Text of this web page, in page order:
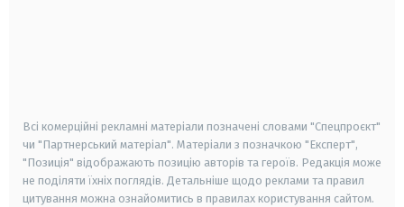
Всі комерційні рекламні матеріали позначені словами "Спецпроєкт"
чи "Партнерський матеріал". Матеріали з позначкою "Експерт",
"Позиція" відображають позицію авторів та героїв. Редакція може
не поділяти їхніх поглядів. Детальніше щодо реклами та правил
цитування можна ознайомитись в правилах користування сайтом.